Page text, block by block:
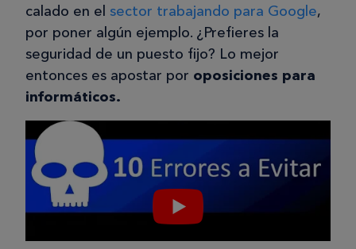
calado en el sector trabajando para Google,
por poner algún ejemplo. ¿Prefieres la
seguridad de un puesto fijo? Lo mejor
entonces es apostar por oposiciones para
informáticos.